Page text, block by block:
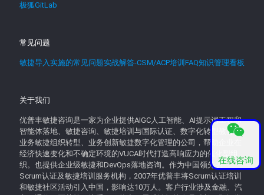
极狐GitLab
常见问题
敏捷导入实施的常见问题实战解答-CSM/ACP培训FAQ知识管理看板
关于我们
优普丰敏捷咨询是一家为企业提供AIGC人工智能、AI提示词工程和
智能体落地、敏捷咨询、敏捷培训与国际认证、数字化转型教育、
业务敏捷组织转型、业务创新敏捷数字化管理的公司，帮助企业在
经济快速变化和不确定环境的VUCA时代打造高响应力的催化型组
织。也提供企业级敏捷和DevOps落地咨询。作为中国领先的
Scrum认证及敏捷培训服务机构，2007年优普丰将Scrum认证培训
和敏捷社区活动引入中国，影响达10万人。客户行业涉及金融、汽
在线咨询